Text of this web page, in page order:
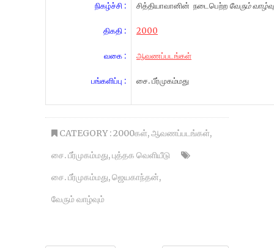
நிகழ்ச்சி :
திகதி :
வகை :
பங்களிப்பு :
சித்தியாவானின் நடைபெற்ற வேரும்
2000
ஆவணப்படங்கள்
சை. பீர்முகம்மது
CATEGORY :2000கள்,ஆவணப்படங்கள்,
சை. பீர்முகம்மது,புத்தக வெளியீடு
சை. பீர்முகம்மது,ஜெயகாந்தன்,
வேரும் வாழ்வும்